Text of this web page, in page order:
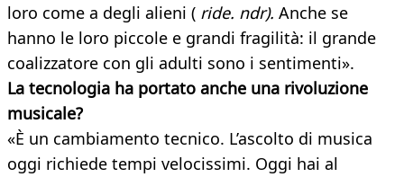
loro come a degli alieni ( ride. ndr). Anche se
hanno le loro piccole e grandi fragilità: il grande
coalizzatore con gli adulti sono i sentimenti».
La tecnologia ha portato anche una rivoluzione
musicale?
«È un cambiamento tecnico. L’ascolto di musica
oggi richiede tempi velocissimi. Oggi hai al